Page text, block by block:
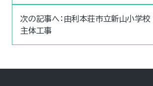
次の記事へ：由利本荘市立新山小学
主体工事